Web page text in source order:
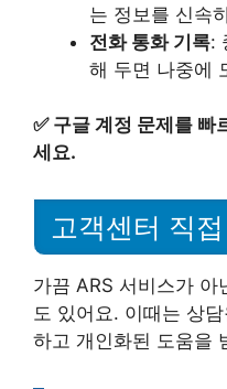
는 정보를 신속
전화 통화 기록:
해 두면 나중에
✅ 구글 계정 문제를 빠
세요.
고객센터 직
가끔 ARS 서비스가 아
도 있어요. 이때는 상
하고 개인화된 도움을